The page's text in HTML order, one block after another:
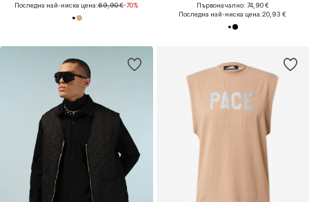
Последна най-ниска цена:69,90 €-70%
Първоначално: 74,90 €
Последна най-ниска цена:20,93 €